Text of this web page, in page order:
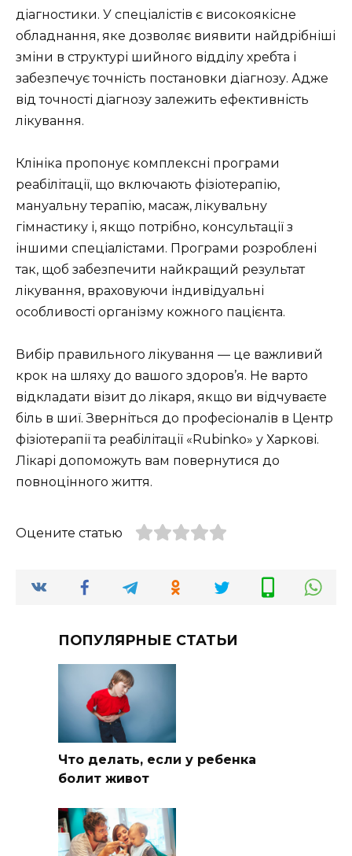
діагностики. У спеціалістів є високоякісне
обладнання, яке дозволяє виявити найдрібніші
зміни в структурі шийного відділу хребта і
забезпечує точність постановки діагнозу. Адже
від точності діагнозу залежить ефективність
лікування.
Клініка пропонує комплексні програми
реабілітації, що включають фізіотерапію,
мануальну терапію, масаж, лікувальну
гімнастику і, якщо потрібно, консультації з
іншими спеціалістами. Програми розроблені
так, щоб забезпечити найкращий результат
лікування, враховуючи індивідуальні
особливості організму кожного пацієнта.
Вибір правильного лікування — це важливий
крок на шляху до вашого здоров’я. Не варто
відкладати візит до лікаря, якщо ви відчуваєте
біль в шиї. Зверніться до професіоналів в Центр
фізіотерапії та реабілітації «Rubinko» у Харкові.
Лікарі допоможуть вам повернутися до
повноцінного життя.
Оцените статью
ПОПУЛЯРНЫЕ СТАТЬИ
Что делать, если у ребенка
болит живот